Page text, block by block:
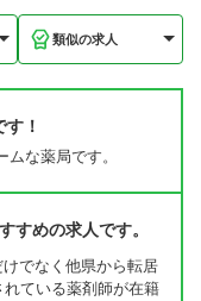
類似の求人
！
な薬局です。
すめの求人です。
でなく他県から転居
ている薬剤師が在籍